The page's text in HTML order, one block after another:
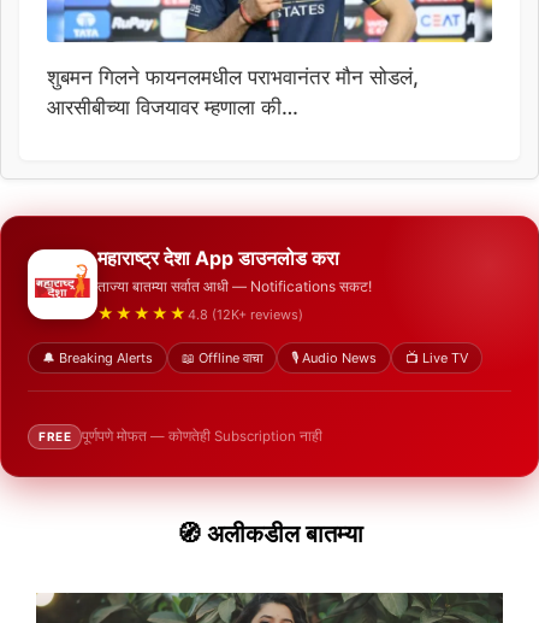
शुबमन गिलने फायनलमधील पराभवानंतर मौन सोडलं,
आरसीबीच्या विजयावर म्हणाला की…
महाराष्ट्र देशा App डाउनलोड करा
ताज्या बातम्या सर्वात आधी — Notifications सकट!
★★★★★ 4.8 (12K+ reviews)
🔔 Breaking Alerts 📖 Offline वाचा 🎙️ Audio News 📺 Live TV
FREE पूर्णपणे मोफत — कोणतेही Subscription नाही
🧭 अलीकडील बातम्या